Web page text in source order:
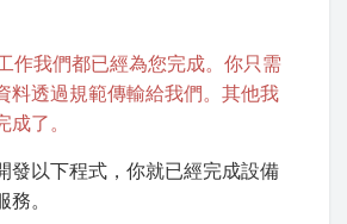
作我們都已經為您完成。你只需
料透過規範傳輸給我們。其他我
了。
發以下程式，你就已經完成設備
。